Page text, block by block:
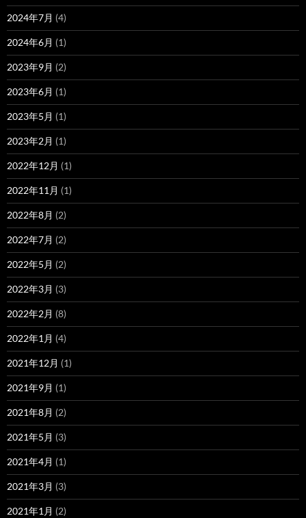
2024年7月 (4)
2024年6月 (1)
2023年9月 (2)
2023年6月 (1)
2023年5月 (1)
2023年2月 (1)
2022年12月 (1)
2022年11月 (1)
2022年8月 (2)
2022年7月 (2)
2022年5月 (2)
2022年3月 (3)
2022年2月 (8)
2022年1月 (4)
2021年12月 (1)
2021年9月 (1)
2021年8月 (2)
2021年5月 (3)
2021年4月 (1)
2021年3月 (3)
2021年1月 (2)